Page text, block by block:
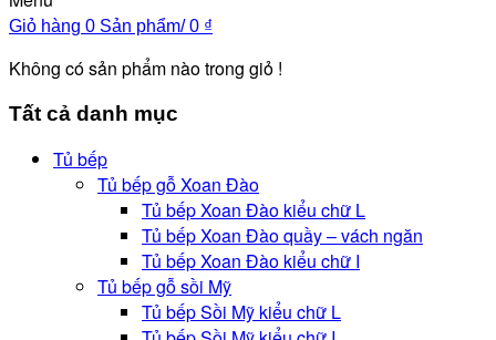
Giỏ hàng 0 Sản phẩm/0 ₫
Không có sản phẩm nào trong giỏ !
Tất cả danh mục
Tủ bếp
Tủ bếp gỗ Xoan Đào
Tủ bếp Xoan Đào kiểu chữ L
Tủ bếp Xoan Đào quầy – vách ngăn
Tủ bếp Xoan Đào kiểu chữ I
Tủ bếp gỗ sồi Mỹ
Tủ bếp Sồi Mỹ kiểu chữ L